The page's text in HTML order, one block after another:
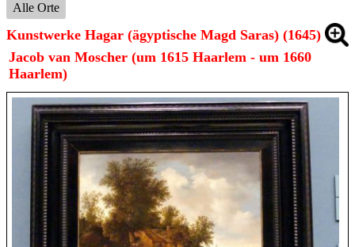
Alle Orte
Kunstwerke Hagar (ägyptische Magd Saras) (1645)
Jacob van Moscher (um 1615 Haarlem - um 1660
Haarlem)